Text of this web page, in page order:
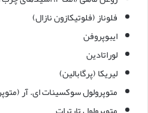
فلوناز (فلوتیکازون نازال)
ایبوپروفن
لوراتادین
لیریکا (پرگابالین)
متوپرولول سوکسینات ای. آر